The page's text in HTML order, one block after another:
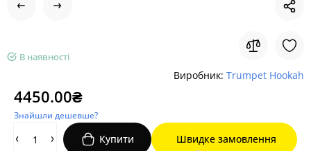
В наявності
Виробник: Trumpet Hookah
4450.00₴
Знайшли дешевше?
Купити Швидке замовлення